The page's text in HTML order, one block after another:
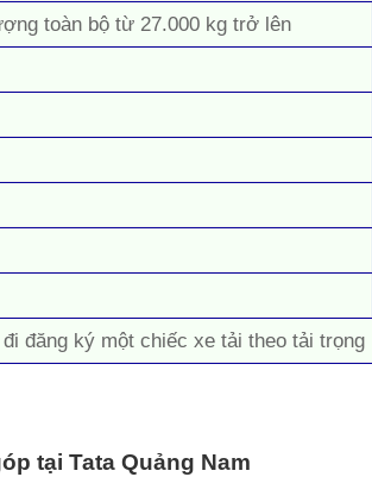
toàn bộ từ 27.000 kg trở lên
đăng ký một chiếc xe tải theo tải trọng
tại Tata Quảng Nam